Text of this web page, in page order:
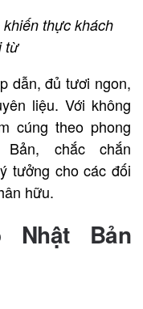
thực khách
từ
dẫn, đủ tươi ngon,
liệu. Với không
cúng theo phong
chắc chắn
tưởng cho các đối
hữu.
Nhật Bản